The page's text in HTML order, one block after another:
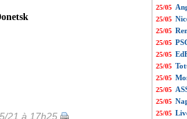
21 à 17h25
25/05
25/05
25/05
25/05
25/05
25/05
25/05
25/05
25/05
25/05